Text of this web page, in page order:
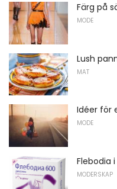
Färg på
MODE
Lush
MAT
Idéer för
MODE
Flebodia
MODERSKAP